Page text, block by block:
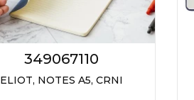
349067110
ELIOT, NOTES A5, CRNI